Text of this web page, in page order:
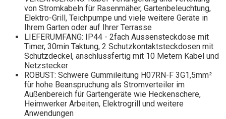
von Stromkabeln für Rasenmäher, Gartenbeleuchtung,
Elektro-Grill, Teichpumpe und viele weitere Geräte in
Ihrem Garten oder auf Ihrer Terrasse
LIEFERUMFANG: IP44 - 2fach Aussensteckdose mit
Timer, 30min Taktung, 2 Schutzkontaktsteckdosen mit
Schutzdeckel, anschlussfertig mit 10 Metern Kabel und
Netzstecker
ROBUST: Schwere Gummileitung H07RN-F 3G1,5mm²
für hohe Beanspruchung als Stromverteiler im
Außenbereich für Gartengeräte wie Heckenschere,
Heimwerker Arbeiten, Elektrogrill und weitere
Anwendungen